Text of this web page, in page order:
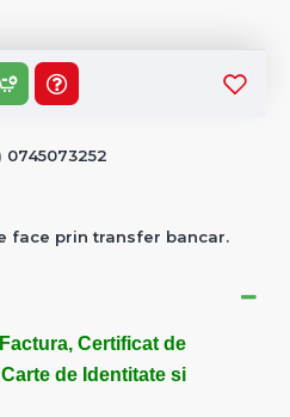
face prin transfer bancar.
Certificat de
de Identitate si